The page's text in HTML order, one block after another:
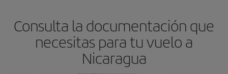
Consulta la documentación que
necesitas para tu vuelo a
Nicaragua